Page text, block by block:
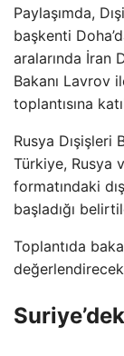
Paylaşımda,
başkenti
aralarında İran
Bakanı Lavrov
toplantısına
Rusya Dışişleri
Türkiye, Rusya
formatındaki
başladığı
Toplantıda